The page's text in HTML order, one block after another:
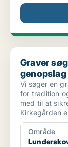
Graver søges til
Graver
genopslag
Vi søger en
for tradition
med til at
Kirkegården
Område